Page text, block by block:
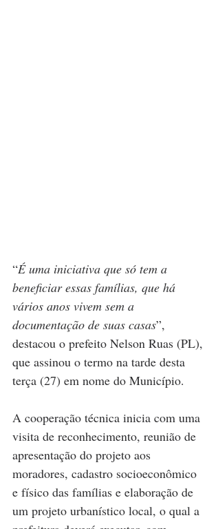
“É uma iniciativa que só tem a
beneficiar essas famílias, que há
vários anos vivem sem a
documentação de suas casas”,
destacou o prefeito Nelson Ruas (PL),
que assinou o termo na tarde desta
terça (27) em nome do Município.
A cooperação técnica inicia com uma
visita de reconhecimento, reunião de
apresentação do projeto aos
moradores, cadastro socioeconômico
e físico das famílias e elaboração de
um projeto urbanístico local, o qual a